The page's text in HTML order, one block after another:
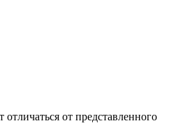
от представленного